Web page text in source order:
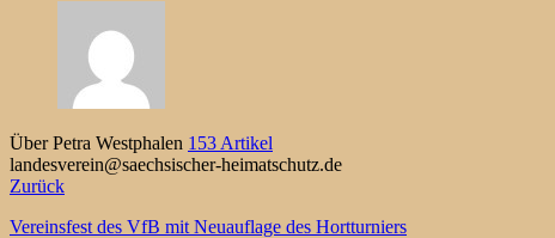
Über Petra Westphalen 153 Artikel
landesverein@saechsischer-heimatschutz.de
Zurück
Vereinsfest des VfB mit Neuauflage des Hortturniers